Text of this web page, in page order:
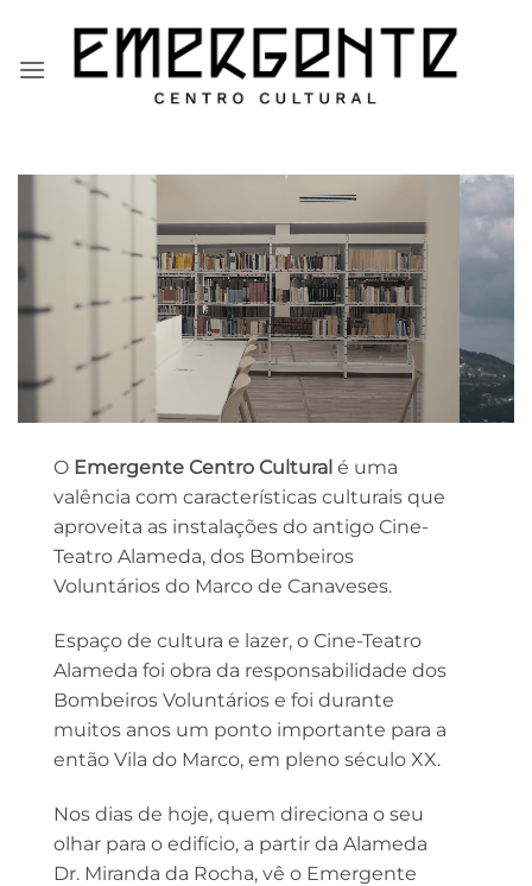
content
O Emergente Centro Culturalé uma
valência com características culturais que
aproveita as instalações do antigo Cine-
Teatro Alameda, dos Bombeiros
Voluntários do Marco de Canaveses.
Espaço de cultura e lazer, o Cine-Teatro
Alameda foi obra da responsabilidade dos
Bombeiros Voluntários e foi durante
muitos anos um ponto importante para a
então Vila do Marco, em pleno século XX.
Nos dias de hoje, quem direciona o seu
olhar para o edifício, a partir da Alameda
Dr. Miranda da Rocha, vê o Emergente